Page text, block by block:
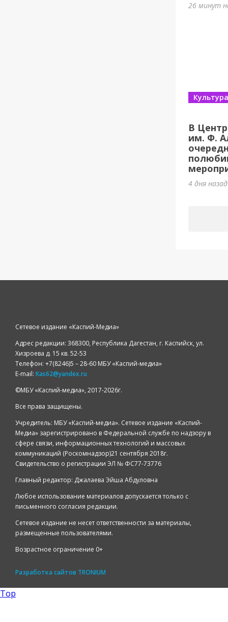
26 минут
В
им. Ф.
Культура
4 дня
Сетевое издание «Каспий-Медиа»
Адрес редакции: 368300, Республика Дагестан, г. Каспийск, ул.
Хизроева д. 15 кв. 52-53
Телефон: +7(8246)5 – 28-60 МБУ «Каспий-медиа»
E-mail: Kas62@yandex.ru
©️МБУ «Каспий-медиа», 2017-2026г.
Все права защищены.
Учредитель: МБУ «Каспий-медиа». Сетевое издание «Каспий-
Медиа» зарегистрировано в Федеральной службе по надзору в
сфере связи, информационных технологий и массовых
коммуникаций (Роскомнадзор)21 сентября 2018г.
Свидетельство о регистрации ЭЛ № ФС77-73776
Главный редактор: Джалаева Эйша Абдуловна
Любое использование материалов допускается только с
письменного согласия редакции.
Сетевое издание не несет ответственности за материалы,
размещенные пользователями.
Возрастное ограничение 0+
Разработка сайтов TRONIUM
Top